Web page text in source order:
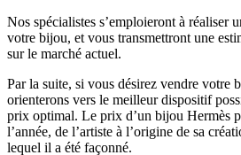
Nos spécialistes s’emploieront à réaliser
votre bijou, et vous transmettront une
sur le marché actuel.
Par la suite, si vous désirez vendre votre
orienterons vers le meilleur dispositif
prix optimal. Le prix d’un bijou Hermès
l’année, de l’artiste à l’origine de sa
lequel il a été façonné.